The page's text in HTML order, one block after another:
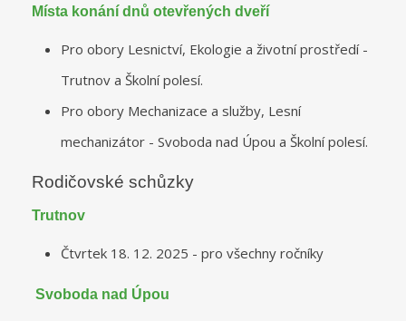
Místa konání dnů otevřených dveří
Pro obory Lesnictví, Ekologie a životní prostředí -
Trutnov a Školní polesí.
Pro obory Mechanizace a služby, Lesní
mechanizátor - Svoboda nad Úpou a Školní polesí.
Rodičovské schůzky
Trutnov
Čtvrtek 18. 12. 2025 - pro všechny ročníky
Svoboda nad Úpou